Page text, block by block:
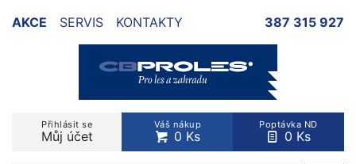
AKCE SERVIS KONTAKTY 387 315 927
Přihlásit se
Můj účet
Váš nákup
0 Ks
Poptávka ND
0 Ks